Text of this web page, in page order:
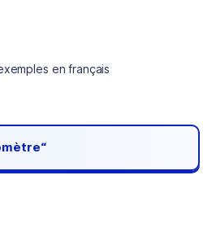
en français